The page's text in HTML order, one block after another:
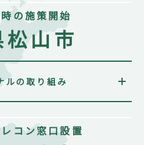
葉酸サプリメント（5日分）
マ防災準備ブック＋葉酸サ
提供。
冊子「20歳のあなたに」に
ーマとしたコンテンツを2ペ
の施策開始
山市
ルの取り組み
レコン啓発冊子と、葉酸サ
供
プレコンセプションケアの
コン窓口設置